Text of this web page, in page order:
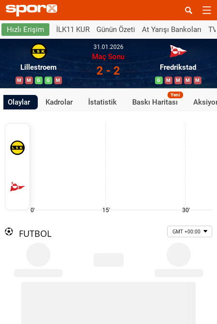
Hızlı Erişim İLK11 KUR Günün Özeti At Yarışı Bankoları
Lillestroem
M M G G M
31.01.2026
Maç Sonu
2 - 2 Fredrikstad
G M M M M
Olaylar Kadrolar İstatistik Baskı Haritası
Yeni
0' 15' 30'
FUTBOL GMT +00:00